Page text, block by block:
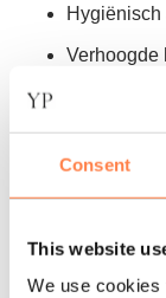
Consent
This website
We use cookies
Hygiënisch
Verhoogde
De
Kleur:
Materiaal:
De maten van
overeen met